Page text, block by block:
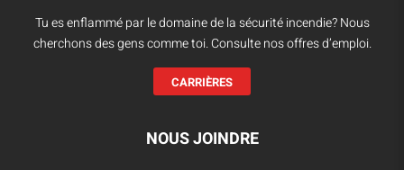
Tu es enflammé par le domaine de la sécurité incendie? Nous
cherchons des gens comme toi. Consulte nos offres d’emploi.
CARRIÈRES
NOUS JOINDRE